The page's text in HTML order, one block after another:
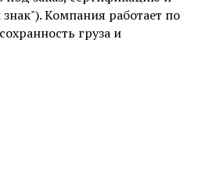
Компания работает по
груза и